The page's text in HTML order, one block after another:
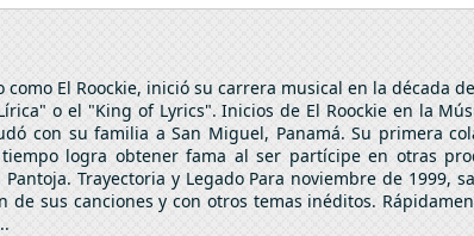
El Roockie, inició su carrera musical en la década
o el "King of Lyrics". Inicios de El Roockie en la
con su familia a San Miguel, Panamá. Su primera
tiempo logra obtener fama al ser partícipe en otras
Trayectoria y Legado Para noviembre de
sus canciones y con otros temas inéditos.